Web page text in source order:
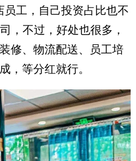
工，自己投资占比也不
，不过，好处也很多，
修、物流配送、员工培
，等分红就行。